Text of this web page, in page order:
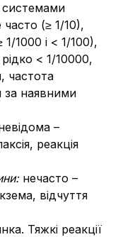
системами
часто (≥ 1/10),
1000 і < 1/100),
< 1/10000,
частота
за наявними
–
реакція
нечасто –
відчуття
Тяжкі реакції